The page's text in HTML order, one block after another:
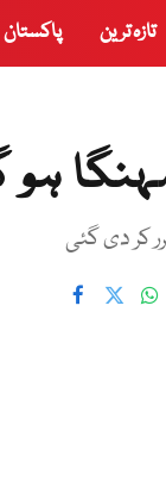
تازہ ترین پاکستان
ہو